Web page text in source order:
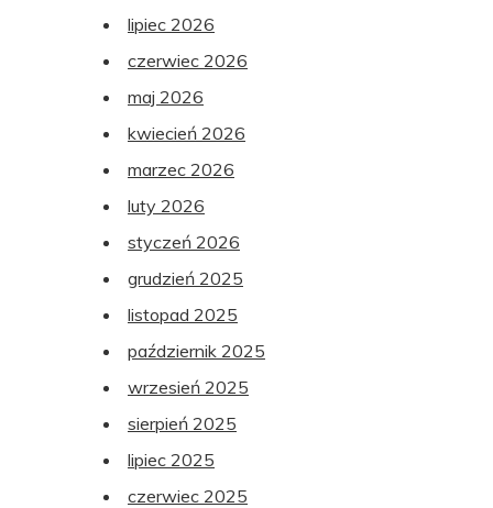
lipiec 2026
czerwiec 2026
maj 2026
kwiecień 2026
marzec 2026
luty 2026
styczeń 2026
grudzień 2025
listopad 2025
październik 2025
wrzesień 2025
sierpień 2025
lipiec 2025
czerwiec 2025